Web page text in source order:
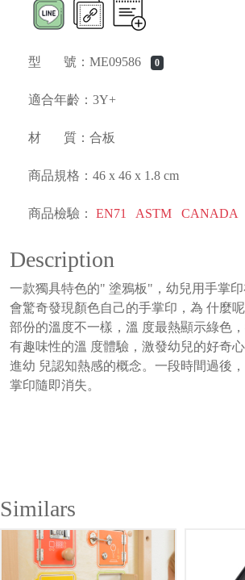
型 號：ME09586 0
適合年齡：3Y+
材 質：合板
商品規格：46 x 46 x 1.8 cm
商品檢驗： EN71 ASTM CANADA
Description
一款獨具特色的" 塗鴉板"，幼兒用手掌印
會驚奇發現顏色自己的手掌印，為 什麼
部份的溫度不一樣，溫 度最熱顯示綠色
有趣味性的溫 度體驗，激發幼兒的好奇
進幼 兒認知熱感的概念。一段時間過後
掌印隨即消失。
Similars